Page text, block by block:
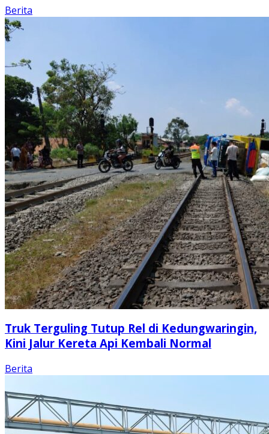
Berita
Truk Terguling Tutup Rel di Kedungwaringin,
Kini Jalur Kereta Api Kembali Normal
Berita